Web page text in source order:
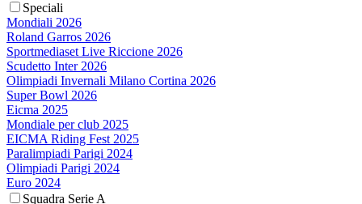
Speciali
Mondiali 2026
Roland Garros 2026
Sportmediaset Live Riccione 2026
Scudetto Inter 2026
Olimpiadi Invernali Milano Cortina 2026
Super Bowl 2026
Eicma 2025
Mondiale per club 2025
EICMA Riding Fest 2025
Paralimpiadi Parigi 2024
Olimpiadi Parigi 2024
Euro 2024
Squadra Serie A